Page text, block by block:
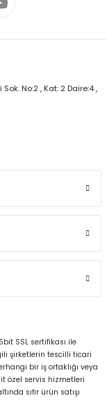
No:2 , Kat: 2 Daire:4 ,
SSL sertifikası ile
şirketlerin tescilli ticari
bir iş ortaklığı veya
özel servis hizmetleri
sıfır ürün satışı